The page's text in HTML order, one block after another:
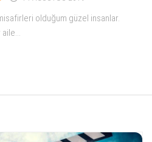
olduğum güzel insanlar.